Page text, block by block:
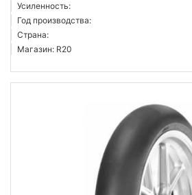
Усиленность:
Год производства:
Страна:
Магазин: R20
Mitas
Wanda
Тип транспортного средства